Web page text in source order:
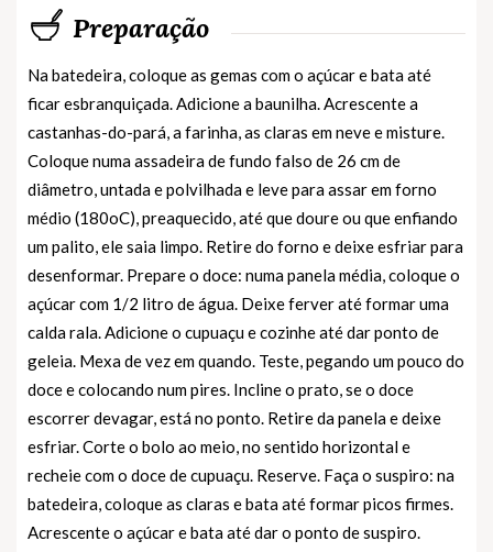
Preparação
Na batedeira, coloque as gemas com o açúcar e bata até
ficar esbranquiçada. Adicione a baunilha. Acrescente a
castanhas-do-pará, a farinha, as claras em neve e misture.
Coloque numa assadeira de fundo falso de 26 cm de
diâmetro, untada e polvilhada e leve para assar em forno
médio (180oC), preaquecido, até que doure ou que enfiando
um palito, ele saia limpo. Retire do forno e deixe esfriar para
desenformar. Prepare o doce: numa panela média, coloque o
açúcar com 1/2 litro de água. Deixe ferver até formar uma
calda rala. Adicione o cupuaçu e cozinhe até dar ponto de
geleia. Mexa de vez em quando. Teste, pegando um pouco do
doce e colocando num pires. Incline o prato, se o doce
escorrer devagar, está no ponto. Retire da panela e deixe
esfriar. Corte o bolo ao meio, no sentido horizontal e
recheie com o doce de cupuaçu. Reserve. Faça o suspiro: na
batedeira, coloque as claras e bata até formar picos firmes.
Acrescente o açúcar e bata até dar o ponto de suspiro.